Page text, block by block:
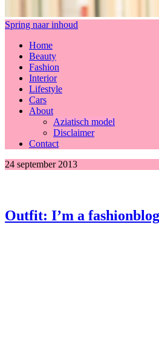
Spring naar inhoud
Home
Beauty
Fashion
Interior
Lifestyle
Cars
About
Aziatisch model
Disclaimer
Contact
24 september 2013
Outfit: I’m a